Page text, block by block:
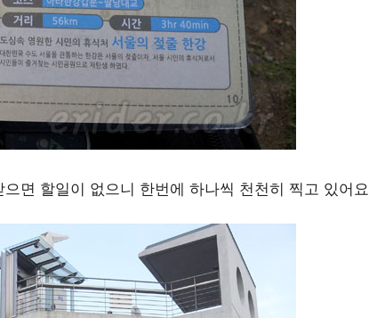
면 할일이 없으니 한번에 하나씩 천천히 찍고 있어요